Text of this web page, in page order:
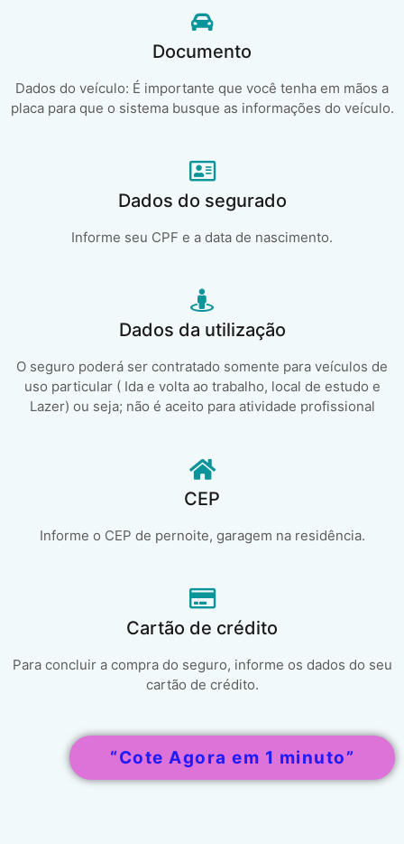
Documento
Dados do veículo: É importante que você tenha em mãos a
placa para que o sistema busque as informações do veículo.
Dados do segurado
Informe seu CPF e a data de nascimento.
Dados da utilização
O seguro poderá ser contratado somente para veículos de
uso particular ( Ida e volta ao trabalho, local de estudo e
Lazer) ou seja; não é aceito para atividade profissional
CEP
Informe o CEP de pernoite, garagem na residência.
Cartão de crédito
Para concluir a compra do seguro, informe os dados do seu
cartão de crédito.
“Cote Agora em 1 minuto”